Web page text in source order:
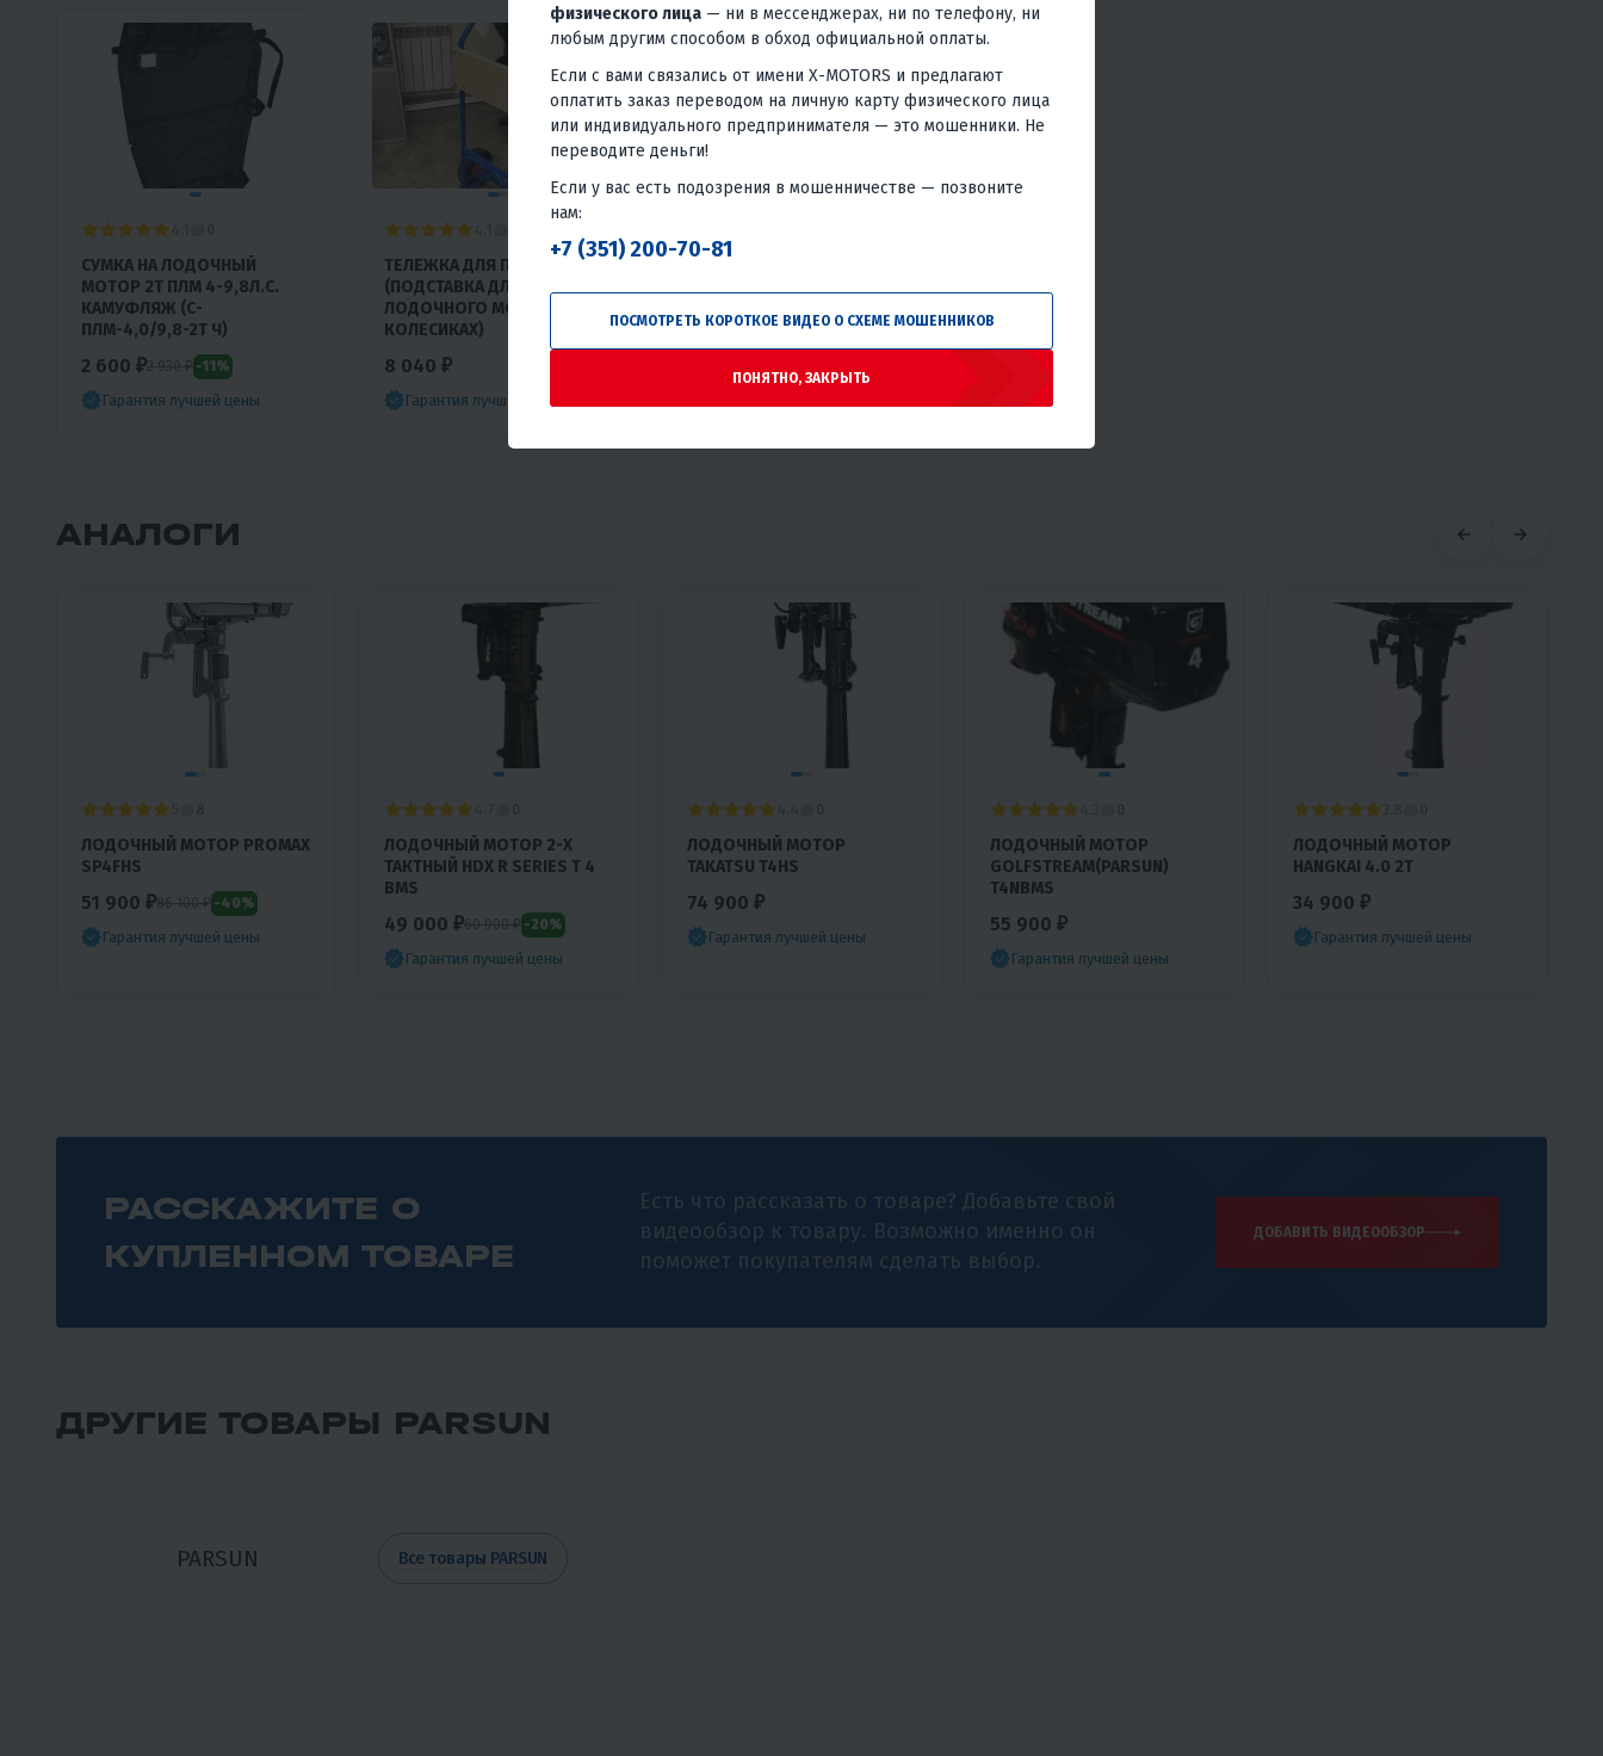
СУМКА НА ЛОДОЧНЫЙ
МОТОР 2Т ПЛМ 4-9,8Л.С.
КАМУФЛЯЖ (С-
ПЛМ-4,0/9,8-2Т Ч)
2 600 ₽2 930 ₽ -11%
Гарантия лучшей цены
ТЕЛЕЖКА ДЛЯ ПЛМ
(ПОДСТАВКА ДЛЯ
ЛОДОЧНОГО МОТОРА НА
КОЛЕСИКАХ)
8 040 ₽
Гарантия лучшей цены
АНАЛОГИ
ЛОДОЧНЫЙ МОТОР PROMAX
SP4FHS
51 900 ₽86 100 ₽ -40%
Гарантия лучшей цены
ЛОДОЧНЫЙ МОТОР 2-Х
ТАКТНЫЙ HDX R SERIES T 4
BMS
49 000 ₽60 900 ₽ -20%
Гарантия лучшей цены
ЛОДОЧНЫЙ МОТОР
TAKATSU T4HS
74 900 ₽
Гарантия лучшей цены
ЛОДОЧНЫЙ МОТОР
GOLFSTREAM(PARSUN)
T4NBMS
55 900 ₽
Гарантия лучшей цены
ЛОДОЧНЫЙ МОТОР
HANGKAI 4.0 2T
34 900 ₽
Гарантия лучшей цены
РАССКАЖИТЕ О
КУПЛЕННОМ ТОВАРЕ
Есть что рассказать о товаре? Добавьте свой
видеообзор к товару. Возможно именно он
поможет покупателям сделать выбор.
ДОБАВИТЬ ВИДЕООБЗОР
ДРУГИЕ ТОВАРЫ PARSUN
PARSUN Все товары PARSUN
физического лица — ни в мессенджерах, ни по телефону, ни
любым другим способом в обход официальной оплаты.
Если с вами связались от имени X-MOTORS и предлагают
оплатить заказ переводом на личную карту физического лица
или индивидуального предпринимателя — это мошенники. Не
переводите деньги!
Если у вас есть подозрения в мошенничестве — позвоните
нам:
+7 (351) 200-70-81
ПОСМОТРЕТЬ КОРОТКОЕ ВИДЕО О СХЕМЕ МОШЕННИКОВ
ПОНЯТНО, ЗАКРЫТЬ